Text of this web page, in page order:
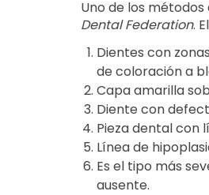
Uno de los
Dental Federation.
Dientes con
de coloración a
Capa amarilla
Diente con
Pieza dental con
Línea de
Es el tipo más
ausente.